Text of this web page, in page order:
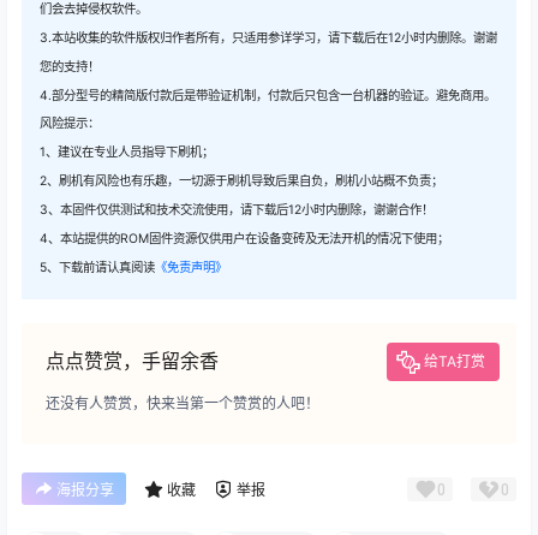
们会去掉侵权软件。
3.本站收集的软件版权归作者所有，只适用参详学习，请下载后在12小时内删除。谢谢
您的支持！
4.部分型号的精简版付款后是带验证机制，付款后只包含一台机器的验证。避免商用。
风险提示：
1、建议在专业人员指导下刷机；
2、刷机有风险也有乐趣，一切源于刷机导致后果自负，刷机小站概不负责；
3、本固件仅供测试和技术交流使用，请下载后12小时内删除，谢谢合作！
4、本站提供的ROM固件资源仅供用户在设备变砖及无法开机的情况下使用；
5、下载前请认真阅读 《免责声明》
点点赞赏，手留余香 给TA打赏
还没有人赞赏，快来当第一个赞赏的人吧！
海报分享 收藏 举报 0 0